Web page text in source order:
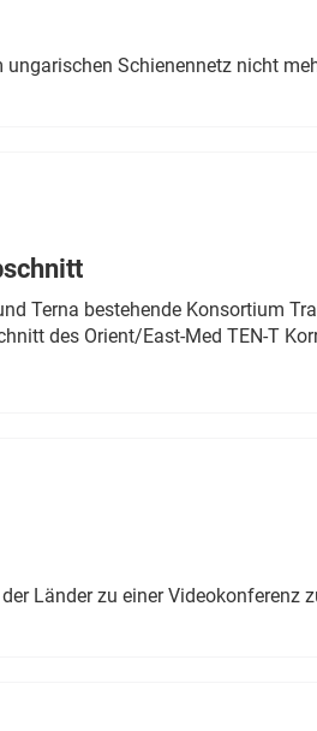
Schienennetz nicht
Terna bestehende Konsortium
des Orient/East-Med TEN-T
Länder zu einer Videokonferenz